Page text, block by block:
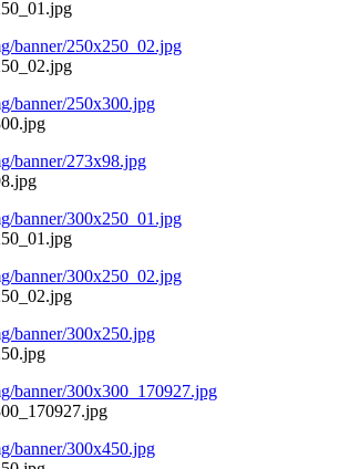
banner/250x250_02.jpg
banner/250x300.jpg
banner/273x98.jpg
banner/300x250_01.jpg
banner/300x250_02.jpg
banner/300x250.jpg
banner/300x300_170927.jpg
banner/300x450.jpg